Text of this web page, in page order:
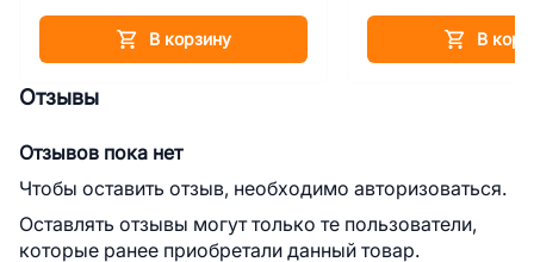
В корзину В
Отзывы
Отзывов пока нет
Чтобы оставить отзыв, необходимо авторизоваться.
Оставлять отзывы могут только те пользователи,
которые ранее приобретали данный товар.